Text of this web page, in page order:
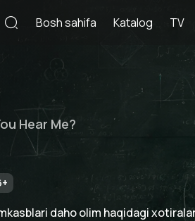
Bosh sahifa Katalog TV
Hear Me?
+
daho olim haqidagi